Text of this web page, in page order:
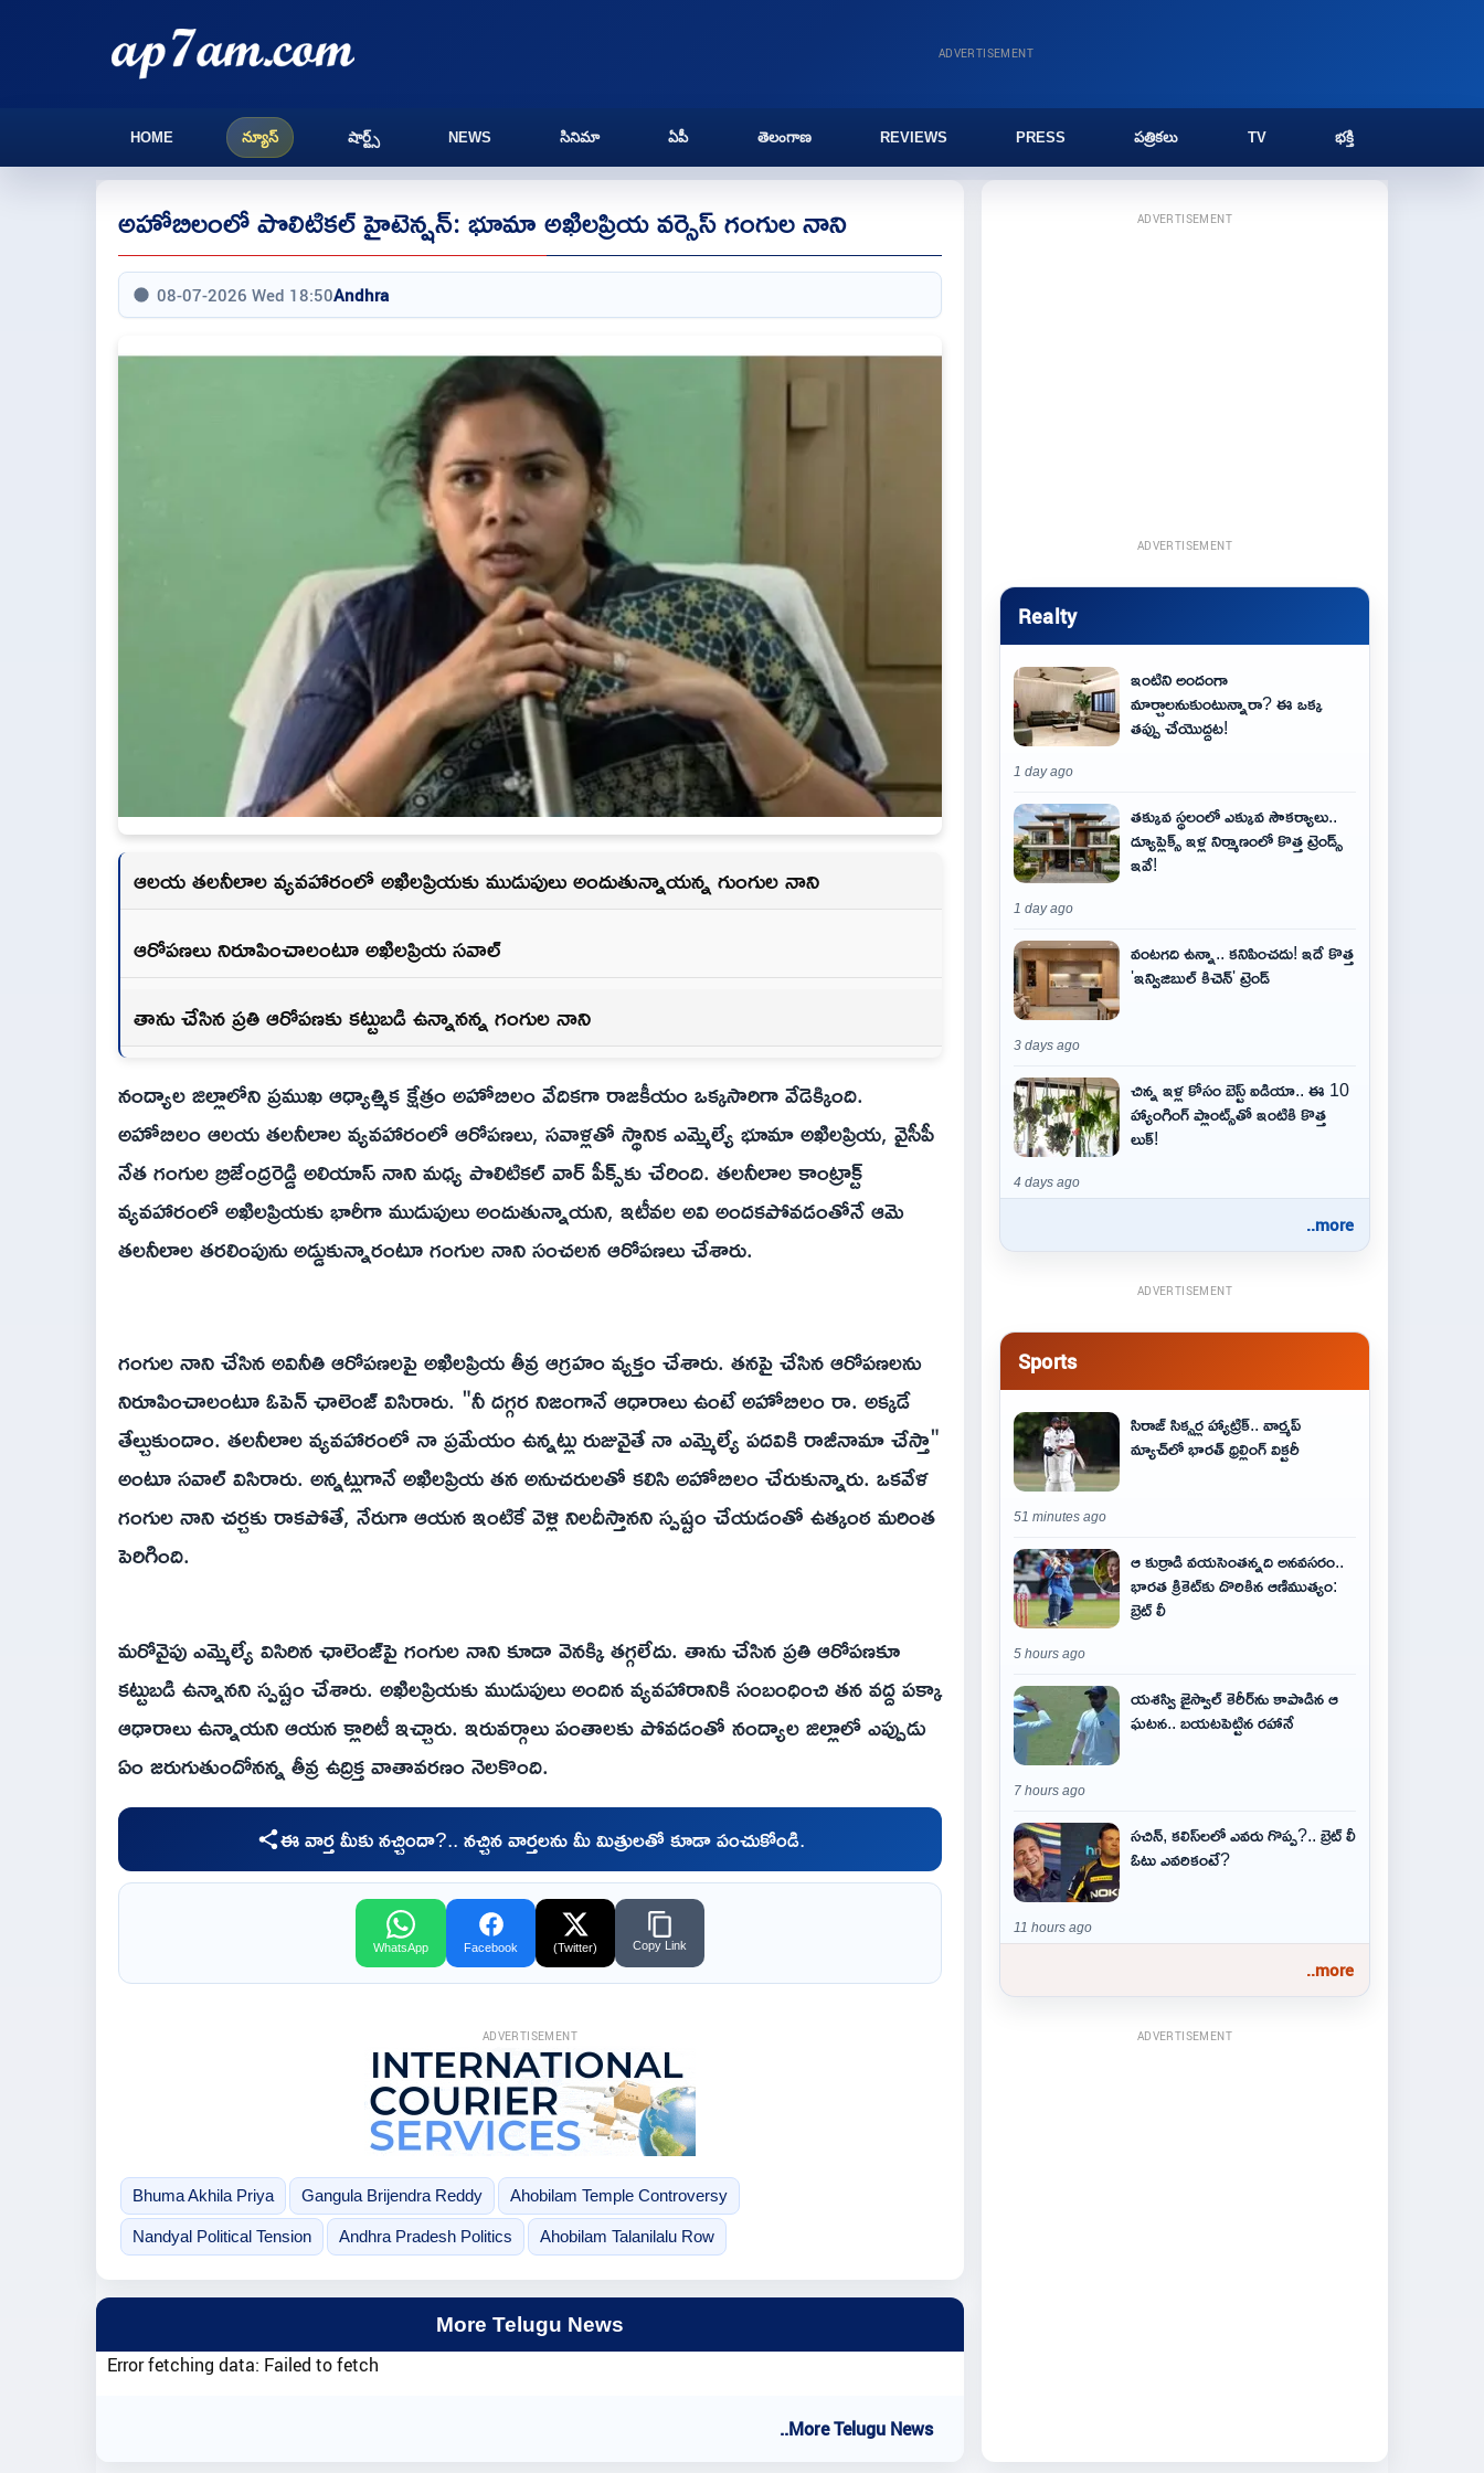
ADVERTISEMENT
HOME న్యూస్ షార్ట్స్ NEWS సినిమా ఏపీ తెలంగాణ REVIEWS PRESS పత్రికలు TV భక్తి
అహోబిలంలో పొలిటికల్ హైటెన్షన్: భూమా అఖిలప్రియ వర్సెస్ గంగుల నాని
08-07-2026 Wed 18:50Andhra
ఆలయ తలనీలాల వ్యవహారంలో అఖిలప్రియకు ముడుపులు అందుతున్నాయన్న గుంగుల నాని
ఆరోపణలు నిరూపించాలంటూ అఖిలప్రియ సవాల్
తాను చేసిన ప్రతి ఆరోపణకు కట్టుబడి ఉన్నానన్న గంగుల నాని
నంద్యాల జిల్లాలోని ప్రముఖ ఆధ్యాత్మిక క్షేత్రం అహోబిలం వేదికగా రాజకీయం ఒక్కసారిగా వేడెక్కింది.
అహోబిలం ఆలయ తలనీలాల వ్యవహారంలో ఆరోపణలు, సవాళ్లతో స్థానిక ఎమ్మెల్యే భూమా అఖిలప్రియ, వైసీపీ
నేత గంగుల బ్రిజేంద్రరెడ్డి అలియాస్ నాని మధ్య పొలిటికల్ వార్ పీక్స్‌కు చేరింది. తలనీలాల కాంట్రాక్ట్
వ్యవహారంలో అఖిలప్రియకు భారీగా ముడుపులు అందుతున్నాయని, ఇటీవల అవి అందకపోవడంతోనే ఆమె
తలనీలాల తరలింపును అడ్డుకున్నారంటూ గంగుల నాని సంచలన ఆరోపణలు చేశారు.
గంగుల నాని చేసిన అవినీతి ఆరోపణలపై అఖిలప్రియ తీవ్ర ఆగ్రహం వ్యక్తం చేశారు. తనపై చేసిన ఆరోపణలను
నిరూపించాలంటూ ఓపెన్ ఛాలెంజ్ విసిరారు. "నీ దగ్గర నిజంగానే ఆధారాలు ఉంటే అహోబిలం రా. అక్కడే
తేల్చుకుందాం. తలనీలాల వ్యవహారంలో నా ప్రమేయం ఉన్నట్లు రుజువైతే నా ఎమ్మెల్యే పదవికి రాజీనామా చేస్తా"
అంటూ సవాల్ విసిరారు. అన్నట్లుగానే అఖిలప్రియ తన అనుచరులతో కలిసి అహోబిలం చేరుకున్నారు. ఒకవేళ
గంగుల నాని చర్చకు రాకపోతే, నేరుగా ఆయన ఇంటికే వెళ్లి నిలదీస్తానని స్పష్టం చేయడంతో ఉత్కంఠ మరింత
పెరిగింది.
మరోవైపు ఎమ్మెల్యే విసిరిన ఛాలెంజ్‌పై గంగుల నాని కూడా వెనక్కి తగ్గలేదు. తాను చేసిన ప్రతి ఆరోపణకూ
కట్టుబడి ఉన్నానని స్పష్టం చేశారు. అఖిలప్రియకు ముడుపులు అందిన వ్యవహారానికి సంబంధించి తన వద్ద పక్కా
ఆధారాలు ఉన్నాయని ఆయన క్లారిటీ ఇచ్చారు. ఇరువర్గాలు పంతాలకు పోవడంతో నంద్యాల జిల్లాలో ఎప్పుడు
ఏం జరుగుతుందోనన్న తీవ్ర ఉద్రిక్త వాతావరణం నెలకొంది.
ఈ వార్త మీకు నచ్చిందా?.. నచ్చిన వార్తలను మీ మిత్రులతో కూడా పంచుకోండి.
WhatsApp Facebook (Twitter) Copy Link
ADVERTISEMENT
Bhuma Akhila Priya Gangula Brijendra Reddy Ahobilam Temple Controversy
Nandyal Political Tension Andhra Pradesh Politics Ahobilam Talanilalu Row
More Telugu News
Error fetching data: Failed to fetch
..More Telugu News
ADVERTISEMENT
ADVERTISEMENT
Realty
ఇంటిని అందంగా
మార్చాలనుకుంటున్నారా? ఈ ఒక్క
తప్పు చేయొద్దట!
1 day ago
తక్కువ స్థలంలో ఎక్కువ సౌకర్యాలు..
డ్యూప్లెక్స్ ఇళ్ల నిర్మాణంలో కొత్త ట్రెండ్స్
ఇవే!
1 day ago
వంటగది ఉన్నా.. కనిపించదు! ఇదే కొత్త
'ఇన్విజిబుల్ కిచెన్' ట్రెండ్
3 days ago
చిన్న ఇళ్ల కోసం బెస్ట్ ఐడియా.. ఈ 10
హ్యాంగింగ్ ప్లాంట్స్‌తో ఇంటికి కొత్త
లుక్!
4 days ago
..more
ADVERTISEMENT
Sports
సిరాజ్ సిక్సర్ల హ్యాట్రిక్.. వార్మప్
మ్యాచ్‌లో భారత్ థ్రిల్లింగ్ విక్టరీ
51 minutes ago
ఆ కుర్రాడి వయసెంతన్నది అనవసరం..
భారత క్రికెట్‌కు దొరికిన ఆణిముత్యం:
బ్రెట్ లీ
5 hours ago
యశస్వి జైస్వాల్ కెరీర్‌ను కాపాడిన ఆ
ఘటన.. బయటపెట్టిన రహానే
7 hours ago
సచిన్, కలిస్‌లలో ఎవరు గొప్ప?.. బ్రెట్ లీ
ఓటు ఎవరికంటే?
11 hours ago
..more
ADVERTISEMENT